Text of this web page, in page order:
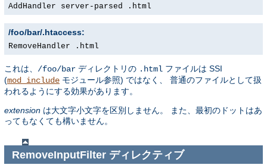
AddHandler server-parsed .html
/foo/bar/.htaccess:
RemoveHandler .html
これは、 /foo/bar ディレクトリの .html ファイルは SSI
(mod_include モジュール参照) ではなく、 普通のファイルとして扱
われるようにする効果があります。
extension は大文字小文字を区別しません。 また、最初のドットはあ
ってもなくても構いません。
RemoveInputFilterディレクティブ